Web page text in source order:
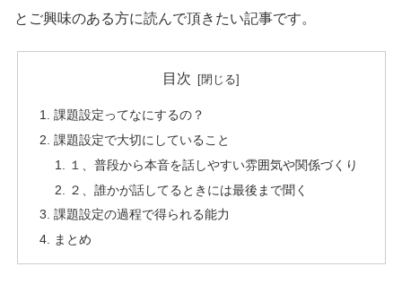
とご興味のある方に読んで頂きたい記事です。
目次
課題設定ってなにするの？
課題設定で大切にしていること
１、普段から本音を話しやすい雰囲気や関係づくり
２、誰かが話してるときには最後まで聞く
課題設定の過程で得られる能力
まとめ